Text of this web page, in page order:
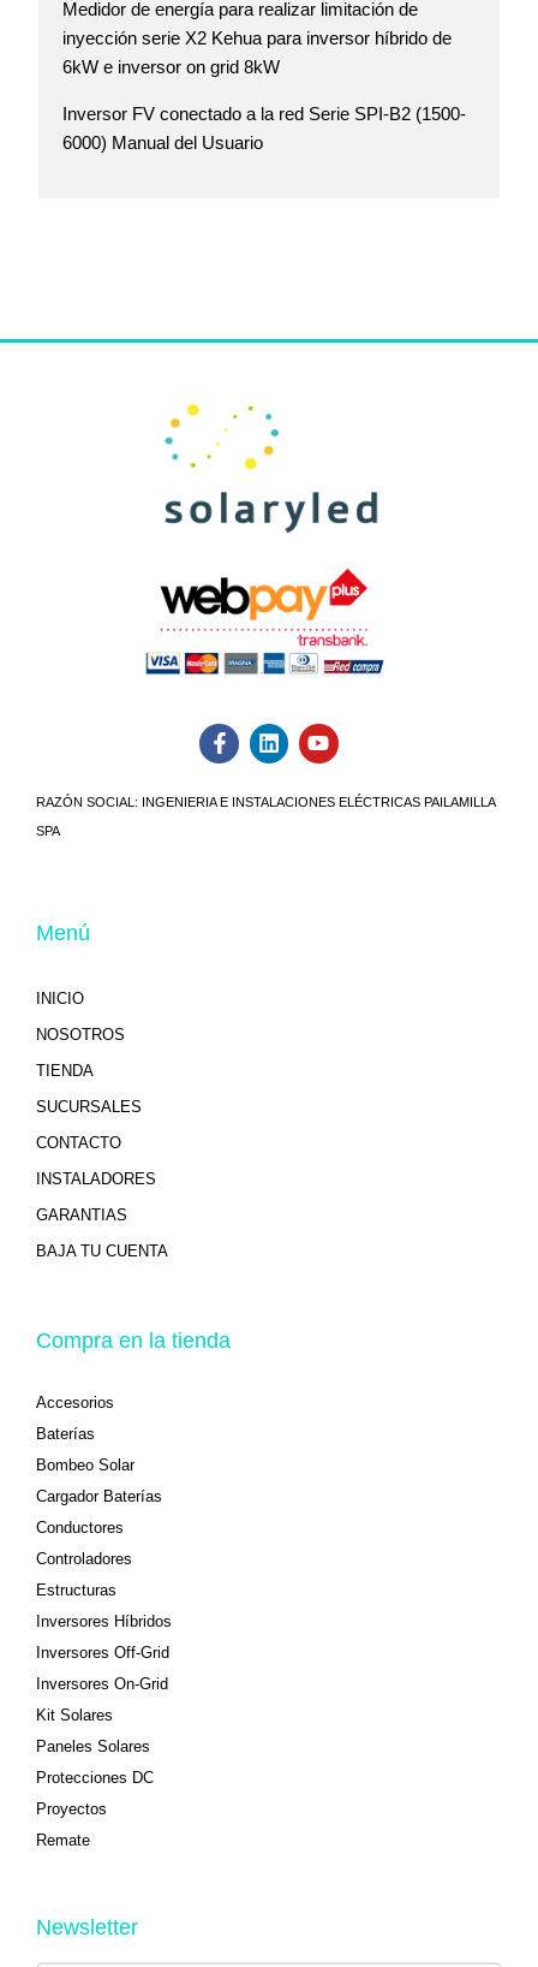
Medidor de energía para realizar limitación de
inyección serie X2 Kehua para inversor híbrido de
6kW e inversor on grid 8kW
Inversor FV conectado a la red Serie SPI-B2 (1500-
6000) Manual del Usuario
RAZÓN SOCIAL: INGENIERIA E INSTALACIONES ELÉCTRICAS PAILAMILLA
SPA
Menú
INICIO
NOSOTROS
TIENDA
SUCURSALES
CONTACTO
INSTALADORES
GARANTIAS
BAJA TU CUENTA
Compra en la tienda
Accesorios
Baterías
Bombeo Solar
Cargador Baterías
Conductores
Controladores
Estructuras
Inversores Híbridos
Inversores Off-Grid
Inversores On-Grid
Kit Solares
Paneles Solares
Protecciones DC
Proyectos
Remate
Newsletter